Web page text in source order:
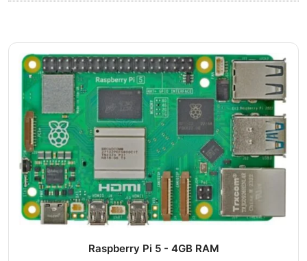
Raspberry Pi 5 - 4GB RAM